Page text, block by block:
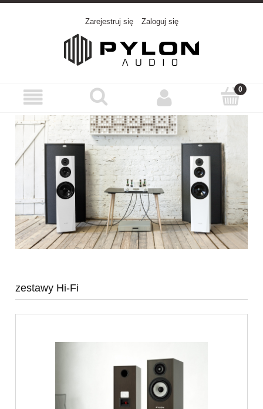
Zarejestruj się Zaloguj się
zestawy Hi-Fi